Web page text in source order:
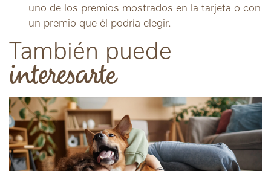
uno de los premios mostrados en la tarjeta o con
un premio que él podría elegir.
También puede
interesarte